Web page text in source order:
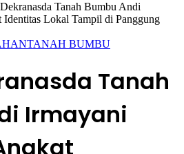
Tanah Bumbu Andi
Lokal Tampil di Panggung
TANAH BUMBU
Tanah
Irmayani